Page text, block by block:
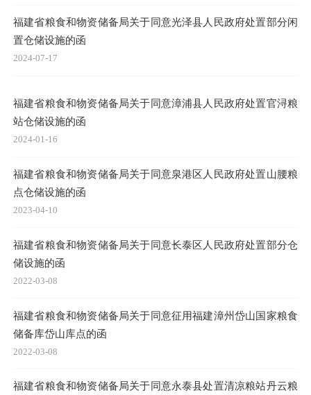
福建省粮食和物资储备局关于同意光泽县人民政府处置部分闲
置仓储设施的函
2024-07-17
福建省粮食和物资储备局关于同意漳浦县人民政府处置官浔粮
站仓储设施的函
2024-01-16
福建省粮食和物资储备局关于同意泉港区人民政府处置山腰粮
点仓储设施的函
2023-04-10
福建省粮食和物资储备局关于同意长泰区人民政府处置部分仓
储设施的函
2022-03-08
福建省粮食和物资储备局关于同意征用福建漳州岱山国家粮食
储备库岱山库点的函
2022-03-08
福建省粮食和物资储备局关于同意永泰县处置清凉粮站丹云粮